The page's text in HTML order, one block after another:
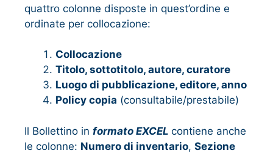
quattro colonne disposte in quest’ordine e
ordinate per collocazione:
Collocazione
Titolo, sottotitolo, autore, curatore
Luogo di pubblicazione, editore, anno
Policy copia (consultabile/prestabile)
Il Bollettino in formato EXCEL contiene anche
le colonne: Numero di inventario, Sezione